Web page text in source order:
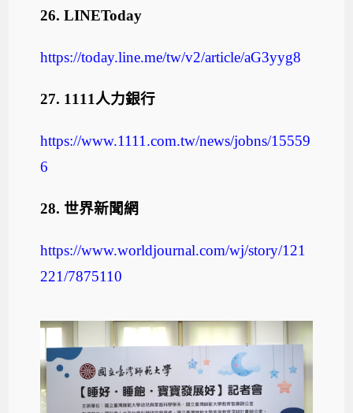
26.LINEToday
https://today.line.me/tw/v2/article/aG3yyg8
27. 1111人力銀行
https://www.1111.com.tw/news/jobns/15559
6
28. 世界新聞網
https://www.worldjournal.com/wj/story/121
221/7875110